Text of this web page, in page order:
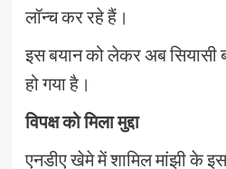
लॉन्च कर रहे हैं।
इस बयान को लेकर अब सियासी
हो गया है।
विपक्ष को मिला मुद्दा
एनडीए खेमे में शामिल मांझी के